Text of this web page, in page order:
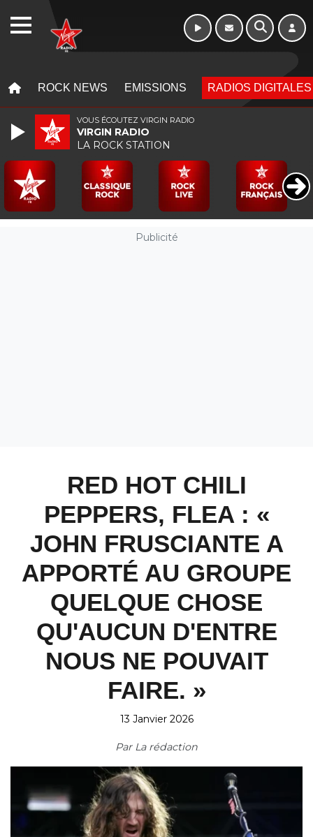
ROCK NEWS EMISSIONS RADIOS DIGITALES
Publicité
RED HOT CHILI
PEPPERS, FLEA : «
JOHN FRUSCIANTE A
APPORTÉ AU GROUPE
QUELQUE CHOSE
QU'AUCUN D'ENTRE
NOUS NE POUVAIT
FAIRE. »
13 Janvier 2026
Par La rédaction
VOUS ÉCOUTEZ VIRGIN RADIO
VIRGIN RADIO
LA ROCK STATION
WEBRADIO